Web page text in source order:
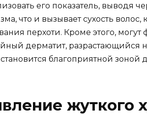
его показатель, выводя
что и вызывает сухость
перхоти. Кроме этого,
дерматит, разрастающийся
становится благоприятной зоной
жуткого